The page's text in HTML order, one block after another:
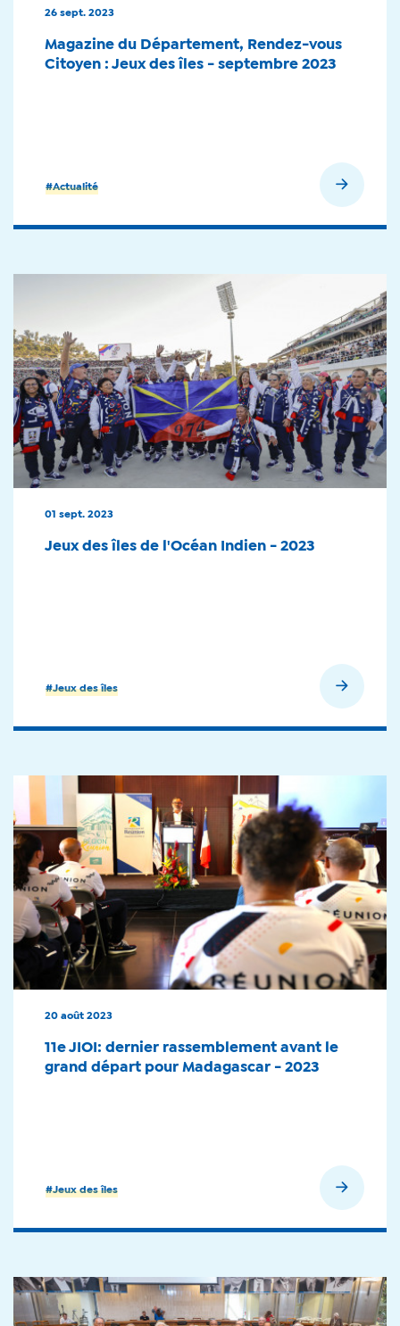
#Actualité
26 sept. 2023
Magazine du Département, Rendez-vous
Citoyen : Jeux des îles - septembre 2023
#Jeux des îles
01 sept. 2023
Jeux des îles de l'Océan Indien - 2023
#Jeux des îles
20 août 2023
11e JIOI: dernier rassemblement avant le
grand départ pour Madagascar - 2023